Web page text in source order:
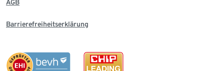
AGB
Barrierefreiheitserklärung